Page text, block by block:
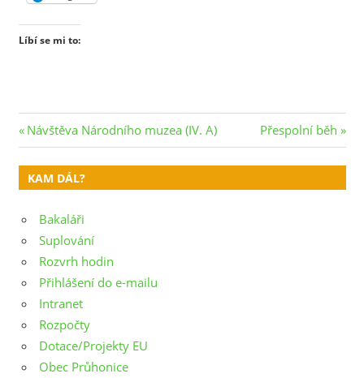
Líbí se mi to:
Navigace
pro
příspěvek
Previous
Post:
Návštěva Národního muzea (IV. A)
Next
Post:
Přespolní běh
KAM DÁL?
Bakaláři
Suplování
Rozvrh hodin
Přihlášení do e-mailu
Intranet
Rozpočty
Dotace/Projekty EU
Obec Průhonice